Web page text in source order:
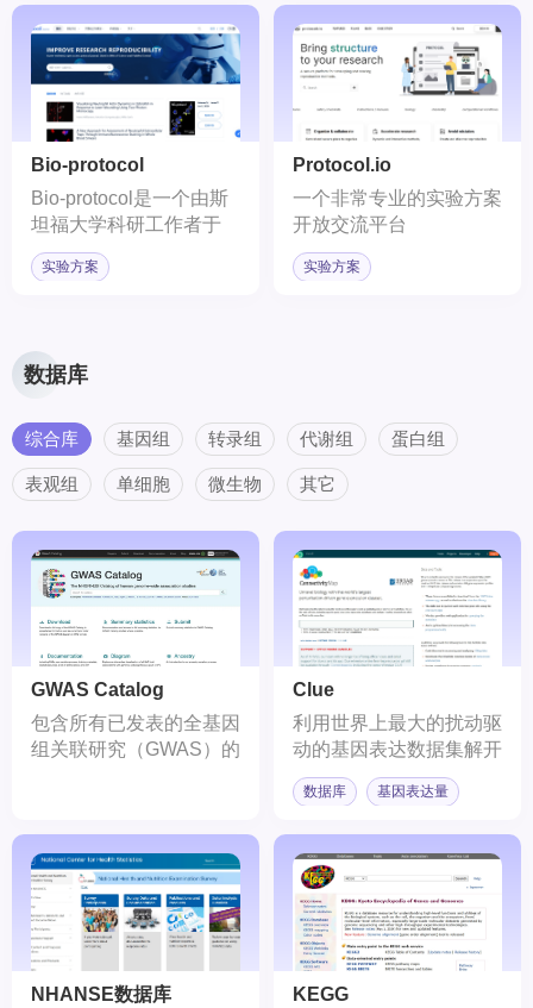
Bio-protocol
Bio-protocol是一个由斯
坦福大学科研工作者于
2011年创办的开放获取
平台，致力于分享高品质
性。
实验方案
Protocol.io
一个非常专业的实验方案
开放交流平台
实验方案
数据库
综合库 基因组 转录组 代谢组 蛋白组
表观组 单细胞 微生物 其它
GWAS Catalog
包含所有已发表的全基因
组关联研究（GWAS）的
Clue
利用世界上最大的扰动驱
动的基因表达数据集解开
生物学的神秘面纱。
数据库 基因表达量
NHANSE数据库 KEGG